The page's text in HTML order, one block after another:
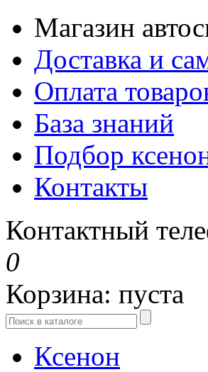
Магазин
Доставка и
Оплата
База знаний
Подбор
Контакты
Контактный
0
Корзина: пуста
Ксенон